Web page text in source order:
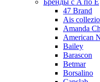
Бренды с A по E
47 Brand
Ais
Amanda
American
Bailey
Barascon
Betmar
Borsalino